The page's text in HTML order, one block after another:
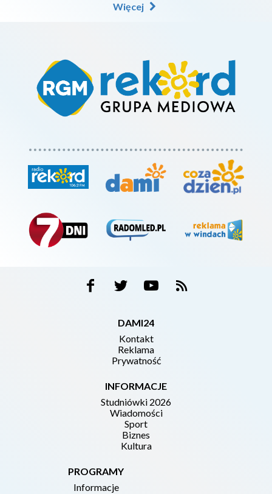
Więcej
DAMI24
Kontakt
Reklama
Prywatność
INFORMACJE
Studniówki 2026
Wiadomości
Sport
Biznes
Kultura
PROGRAMY
Informacje